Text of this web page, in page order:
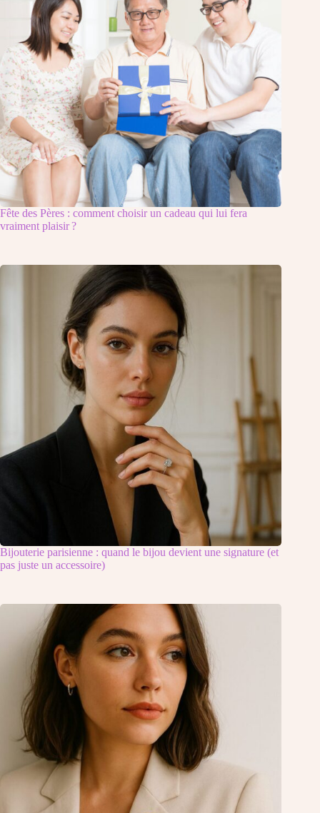
Fête des Pères : comment choisir un cadeau qui lui fera
vraiment plaisir ?
Bijouterie parisienne : quand le bijou devient une signature (et
pas juste un accessoire)